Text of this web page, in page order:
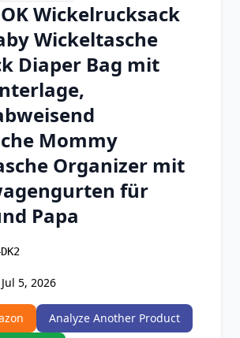
Chrome Extension
Firefox Add-on
Wickelrucksack
Wickeltasche
Diaper Bag mit
Mommy
Organizer mit
für
Papa
Jul 5, 2026
Analyze Another Product